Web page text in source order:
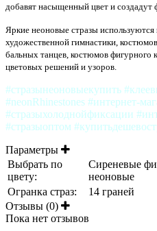
добавят насыщенный цвет и создадут
Яркие неоновые стразы
художественной гимнастики,
бальных танцев, костюмов фигурного
цветовых решений и узоров.
#стразынеоновыекупить
#neonRhinestones #интернет-
#стразыхолоднойфиксации
#стразыоптом
Параметры
Выбрать по
цвету:
Сиреневые
неоновые
Огранка страз:
14 граней
Отзывы (0)
Пока нет отзывов